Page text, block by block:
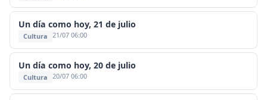
Un día como hoy, 21 de julio
Cultura 21/07 06:00
Un día como hoy, 20 de julio
Cultura 20/07 06:00